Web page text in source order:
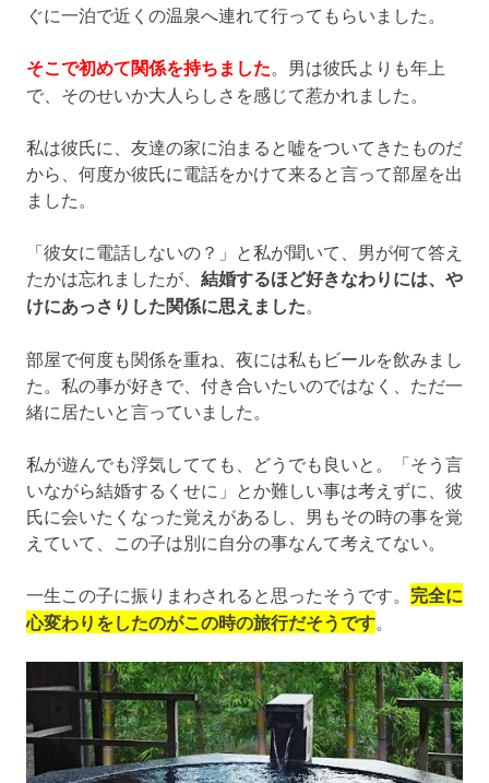
ぐに一泊で近くの温泉へ連れて行ってもらいました。
そこで初めて関係を持ちました 。男は彼氏よりも年上
で、そのせいか大人らしさを感じて惹かれました。
私は彼氏に、友達の家に泊まると嘘をついてきたものだ
から、何度か彼氏に電話をかけて来ると言って部屋を出
ました。
「彼女に電話しないの？」と私が聞いて、男が何て答え
たかは忘れましたが、 結婚するほど好きなわりには、や
けにあっさりした関係に思えました
部屋で何度も関係を重ね、夜には私もビールを飲みまし
た。私の事が好きで、付き合いたいのではなく、ただ一
緒に居たいと言っていました。
私が遊んでも浮気してても、どうでも良いと。「そう言
いながら結婚するくせに」とか難しい事は考えずに、彼
氏に会いたくなった覚えがあるし、男もその時の事を覚
えていて、この子は別に自分の事なんて考えてない。
一生この子に振りまわされると思ったそうです。 完全に
心変わりをしたのがこの時の旅行だそうです